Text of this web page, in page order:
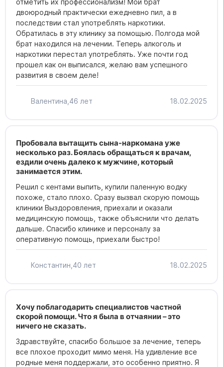
отметить их профессионализм! Мой брат
двоюродный практически ежедневно пил, а в
последствии стал употреблять наркотики.
Обратилась в эту клинику за помощью. Полгода мой
брат находился на лечении. Теперь алкоголь и
наркотики перестал употреблять. Уже почти год
прошел как он выписался, желаю вам успешного
развития в своем деле!
Валентина, 46 лет 18.02.2025
Пробовала вытащить сына-наркомана уже
несколько раз. Боялась обращаться к врачам,
ездили очень далеко к мужчине, который
занимается этим.
Решил с кентами выпить, купили паленную водку
похоже, стало плохо. Сразу вызвал скорую помощь
клиники Выздоровления, приехали и оказали
медицинскую помощь, также объяснили что делать
дальше. Спасибо клинике и персоналу за
оперативную помощь, приехали быстро!
Константин, 40 лет 18.02.2025
Хочу поблагодарить специалистов частной
скорой помощи. Что я была в отчаянии – это
ничего не сказать.
Здравствуйте, спасибо большое за лечение, теперь
все плохое проходит мимо меня. На удивление все
родные меня поддержали, это особенно приятно. Я